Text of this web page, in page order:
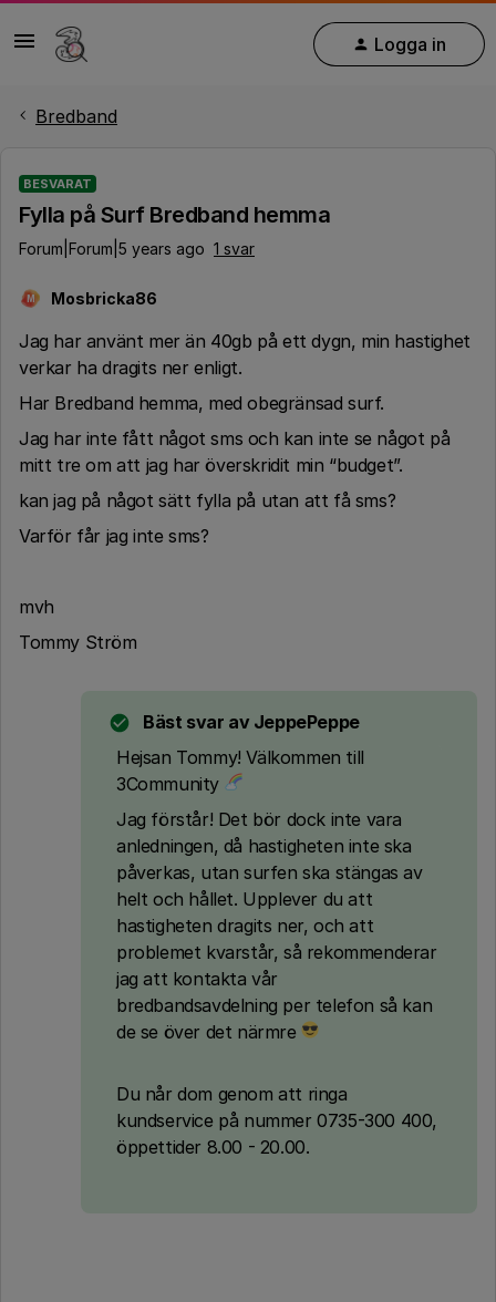
Logga in
Bredband
BESVARAT
Fylla på Surf Bredband hemma
Forum|Forum|5 years ago 1 svar
M Mosbricka86
Jag har använt mer än 40gb på ett dygn, min hastighet
verkar ha dragits ner enligt.
Har Bredband hemma, med obegränsad surf.
Jag har inte fått något sms och kan inte se något på
mitt tre om att jag har överskridit min “budget”.
kan jag på något sätt fylla på utan att få sms?
Varför får jag inte sms?
mvh
Tommy Ström
Bäst svar av JeppePeppe
Hejsan Tommy! Välkommen till
3Community
Jag förstår! Det bör dock inte vara
anledningen, då hastigheten inte ska
påverkas, utan surfen ska stängas av
helt och hållet. Upplever du att
hastigheten dragits ner, och att
problemet kvarstår, så rekommenderar
jag att kontakta vår
bredbandsavdelning per telefon så kan
de se över det närmre
Du når dom genom att ringa
kundservice på nummer 0735-300 400,
öppettider 8.00 - 20.00.